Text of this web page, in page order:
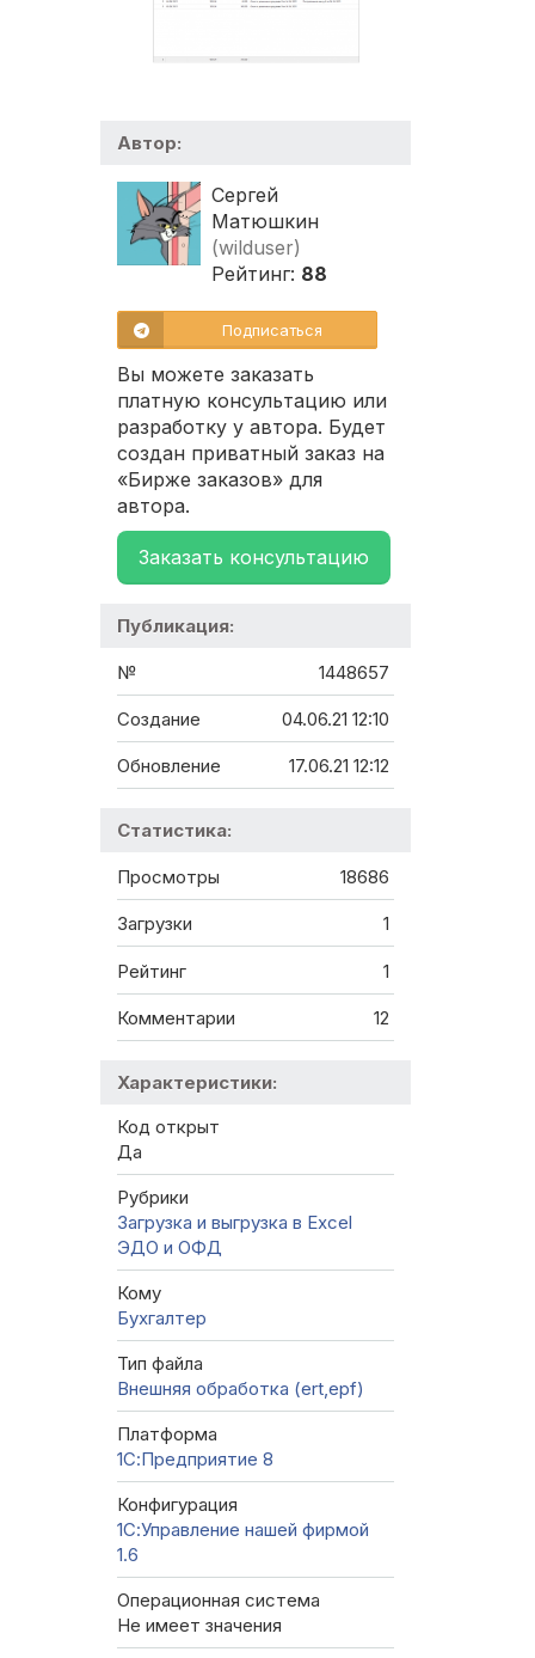
Автор:
Сергей
Матюшкин
(wilduser)
Рейтинг: 88
Подписаться
Вы можете заказать
платную консультацию или
разработку у автора. Будет
создан приватный заказ на
«Бирже заказов» для
автора.
Заказать консультацию
Публикация:
№ 1448657
Создание 04.06.21 12:10
Обновление 17.06.21 12:12
Статистика:
Просмотры 18686
Загрузки 1
Рейтинг 1
Комментарии 12
Характеристики:
Код открыт
Да
Рубрики
Загрузка и выгрузка в Excel
ЭДО и ОФД
Кому
Бухгалтер
Тип файла
Внешняя обработка (ert,epf)
Платформа
1С:Предприятие 8
Конфигурация
1С:Управление нашей фирмой
1.6
Операционная система
Не имеет значения